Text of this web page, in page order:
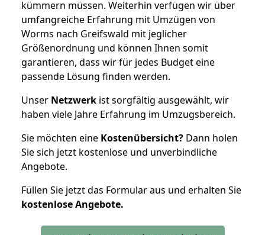
kümmern müssen. Weiterhin verfügen wir über
umfangreiche Erfahrung mit Umzügen von
Worms nach Greifswald mit jeglicher
Größenordnung und können Ihnen somit
garantieren, dass wir für jedes Budget eine
passende Lösung finden werden.
Unser Netzwerk ist sorgfältig ausgewählt, wir
haben viele Jahre Erfahrung im Umzugsbereich.
Sie möchten eine Kostenübersicht? Dann holen
Sie sich jetzt kostenlose und unverbindliche
Angebote.
Füllen Sie jetzt das Formular aus und erhalten Sie
kostenloseAngebote.